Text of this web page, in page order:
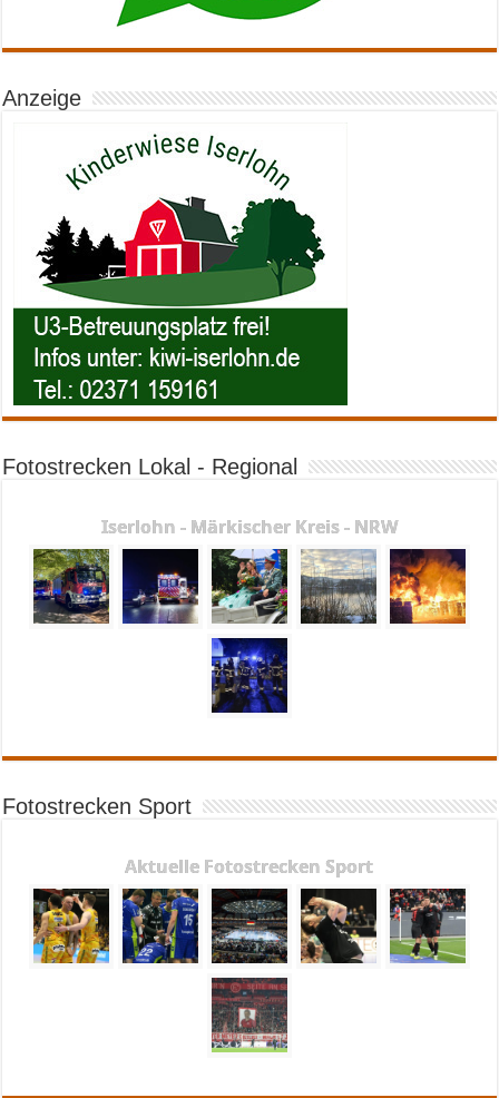
Anzeige
Fotostrecken Lokal - Regional
Iserlohn - Märkischer Kreis - NRW
Fotostrecken Sport
Aktuelle Fotostrecken Sport